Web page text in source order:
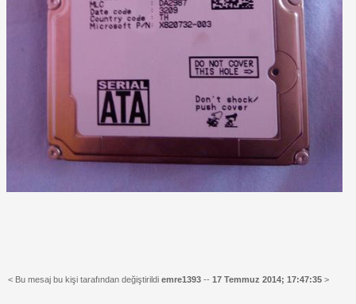
< Bu mesaj bu kişi tarafından değiştirildi emre1393 -- 17 Temmuz 2014; 17:47:35 >